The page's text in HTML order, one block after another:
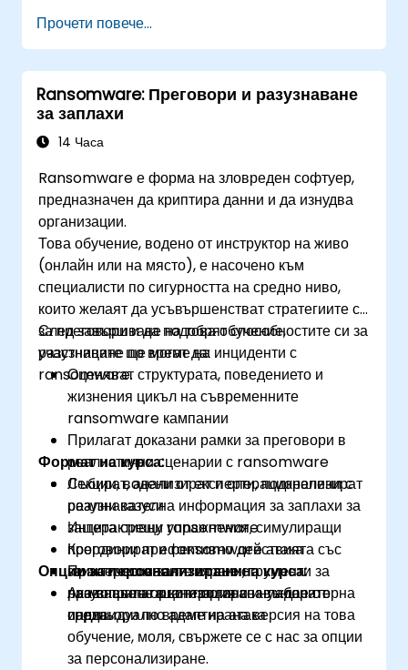
извършват анализ на първопричините.
Прочети повече...
Ransomware: Преговори и разузнаване
за заплахи
14 Часа
Ransomware е форма на зловреден софтуер,
предназначен да криптира данни и да изнудва
организации.
Това обучение, водено от инструктор на живо
(онлайн или на място), е насочено към
специалисти по сигурността на средно ниво,
които желаят да усъвършенстват стратегиите си
за преговори и да подобрят способностите си за
разузнаване по време на инциденти с
ransomware.
След завършване на това обучение,
участниците ще могат да:
Оценяват структурата, поведението и
жизнения цикъл на съвременните
ransomware кампании
Прилагат доказани рамки за преговори в
реалистични сценарии с ransomware
Събират, анализират и операционализират
разузнавателна информация за заплахи за
защита срещу ransomware
Координират ефективно действията със
заинтересованите страни,
правоприлагащите органи и външните
партньори по време на атака
Формат на курса:
Лекции, водени от експерти, подкрепени с
реални казуси
Интерактивни упражнения, симулиращи
преговори при ransomware атака
Практически занятия с инструменти за
разузнаване в контролирана лабораторна
среда
Опции за персонализиране на курса:
Ако вашата организация се нуждае от
индивидуално адаптирана версия на това
обучение, моля, свържете се с нас за опции
за персонализиране.